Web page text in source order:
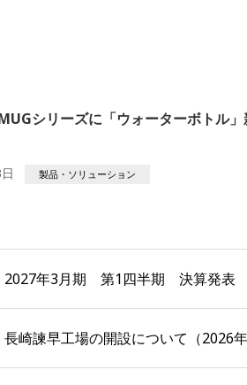
シリーズに「ウォーターボトル」
製品・ソリューション
2027年3月期 第1四半期 決算発表
長崎諫早工場の開設について（2026年